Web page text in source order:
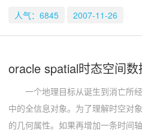
人气：6845
2007-11-26
oracle spatial时态空间
一个地理目标从诞生到消亡所经
中的全信息对象。为了理解时空对
的几何属性。如果再增加一条时间轴